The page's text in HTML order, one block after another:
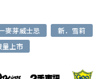
麥芽威士忌
新．雪莉
量上市